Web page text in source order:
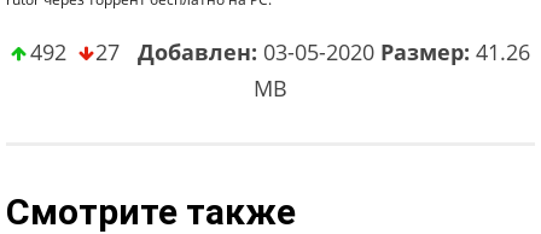
492 27 Добавлен: 03-05-2020 Размер: 41.26
MB
Смотрите также